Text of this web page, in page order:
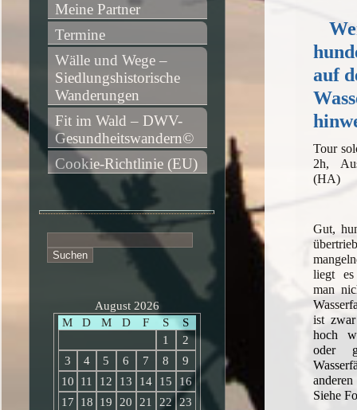
auf
Tour
2h,
(HA)
Gut,
liegt
man
ist
hoch
oder
Siehe
Meine Partner
Termine
Wälle und Wege –
Siedlungshistorische
Wanderungen
Fit im Wald – DWV-
Gesundheitswandern©
Cookie-Richtlinie (EU)
nach:
August 2026
M
D M D F S
S
1
2
3
4 5 6 7 8
9
10
11 12 13 14 15
16
17
18 19 20 21 22
23